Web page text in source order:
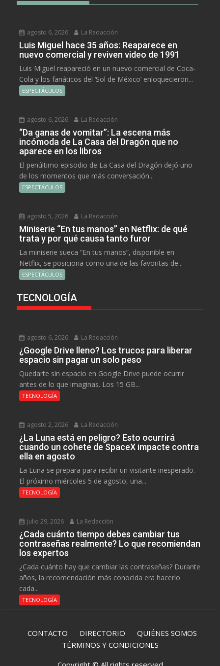
agosto 6, 2026 La Redacción
Luis Miguel hace 35 años: Reaparece en
nuevo comercial y reviven video de 1991
Luis Miguel reapareció en un nuevo comercial de Coca-
Cola y los fanáticos del ‘Sol de México’ enloquecieron...
ESPECTÁCULOS
agosto 6, 2026 La Redacción
“Da ganas de vomitar”: La escena más
incómoda de La Casa del Dragón que no
aparece en los libros
El penúltimo episodio de La Casa del Dragón dejó uno
de los momentos que más conversación...
ESPECTÁCULOS
agosto 5, 2026 La Redacción
Miniserie “En tus manos” en Netflix: de qué
trata y por qué causa tanto furor
La miniserie sueca “En tus manos”, disponible en
Netflix, se posiciona como una de las favoritas de...
ESPECTÁCULOS
TECNOLOGÍA
agosto 6, 2026 La Redacción
¿Google Drive lleno? Los trucos para liberar
espacio sin pagar un solo peso
Quedarte sin espacio en Google Drive puede ocurrir
antes de lo que imaginas. Los 15 GB...
TECNOLOGÍA
agosto 2, 2026 La Redacción
¿La Luna está en peligro? Esto ocurrirá
cuando un cohete de SpaceX impacte contra
ella en agosto
La Luna se prepara para recibir un visitante inesperado.
El próximo miércoles 5 de agosto, una...
TECNOLOGÍA
julio 29, 2026 La Redacción
¿Cada cuánto tiempo debes cambiar tus
contraseñas realmente? Lo que recomiendan
los expertos
¿Cada cuánto hay que cambiar las contraseñas? Durante
años, la recomendación más conocida era hacerlo
cada...
TECNOLOGÍA
CONTACTO DIRECTORIO QUIÉNES SOMOS
TÉRMINOS Y CONDICIONES